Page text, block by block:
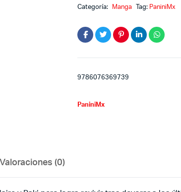
Categoría: Manga Tag: PaniniMx
9786076369739
PaniniMx
Valoraciones (0)